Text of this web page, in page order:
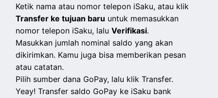
Ketik nama atau nomor telepon iSaku, atau klik
Transfer ke tujuan baru untuk memasukkan
nomor telepon iSaku, laluVerifikasi.
Masukkan jumlah nominal saldo yang akan
dikirimkan. Kamu juga bisa memberikan pesan
atau catatan.
Pilih sumber dana GoPay, lalu klik Transfer.
Yeay! Transfer saldo GoPay ke iSaku bank